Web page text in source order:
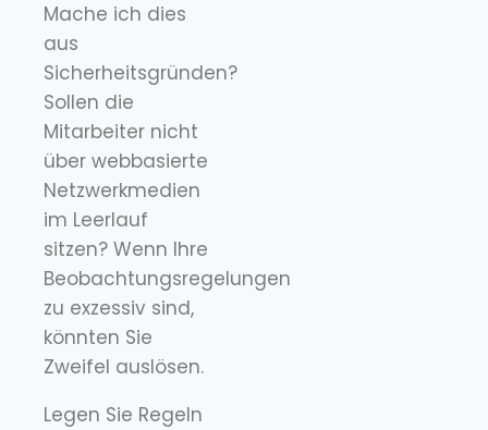
Mache ich dies
aus
Sicherheitsgründen?
Sollen die
Mitarbeiter nicht
über webbasierte
Netzwerkmedien
im Leerlauf
sitzen? Wenn Ihre
Beobachtungsregelungen
zu exzessiv sind,
könnten Sie
Zweifel auslösen.
Legen Sie Regeln